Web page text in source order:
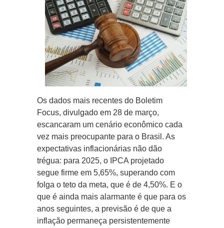
Os dados mais recentes do Boletim
Focus, divulgado em 28 de março,
escancaram um cenário econômico cada
vez mais preocupante para o Brasil. As
expectativas inflacionárias não dão
trégua: para 2025, o IPCA projetado
segue firme em 5,65%, superando com
folga o teto da meta, que é de 4,50%. E o
que é ainda mais alarmante é que para os
anos seguintes, a previsão é de que a
inflação permaneça persistentemente